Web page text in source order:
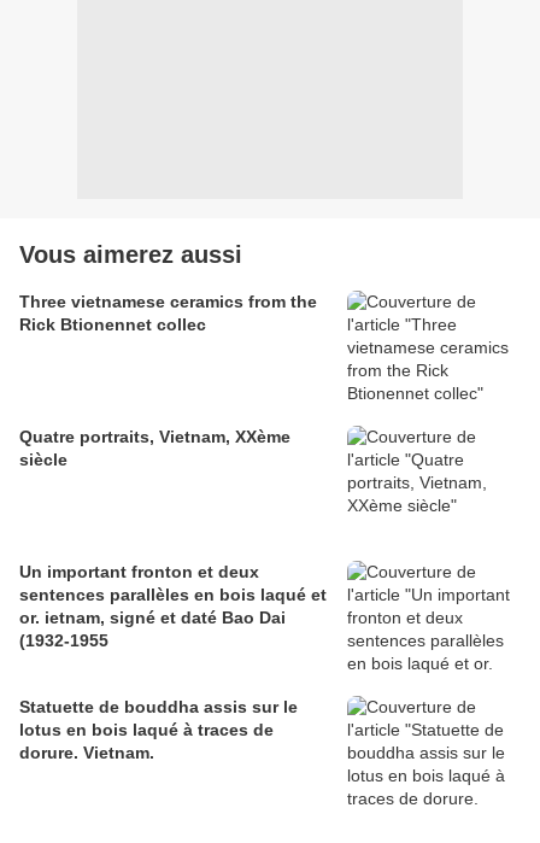
Vous aimerez aussi
Three vietnamese ceramics from the
Rick Btionennet collec
Quatre portraits, Vietnam, XXème
siècle
Un important fronton et deux
sentences parallèles en bois laqué et
or. ietnam, signé et daté Bao Dai
(1932-1955
Statuette de bouddha assis sur le
lotus en bois laqué à traces de
dorure. Vietnam.